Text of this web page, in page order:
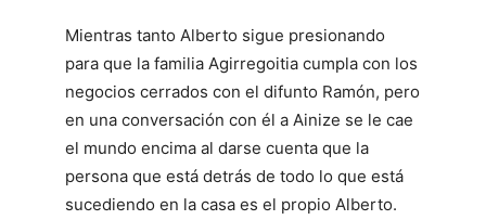
Mientras tanto Alberto sigue presionando
para que la familia Agirregoitia cumpla con los
negocios cerrados con el difunto Ramón, pero
en una conversación con él a Ainize se le cae
el mundo encima al darse cuenta que la
persona que está detrás de todo lo que está
sucediendo en la casa es el propio Alberto.